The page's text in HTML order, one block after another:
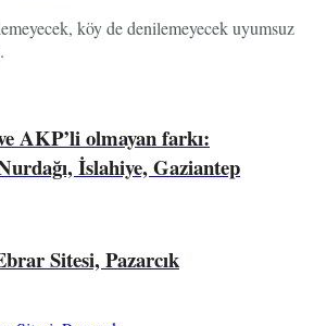
köy de denilemeyecek uyumsuz
AKP’li olmayan farkı:
İslahiye, Gaziantep
Sitesi, Pazarcık